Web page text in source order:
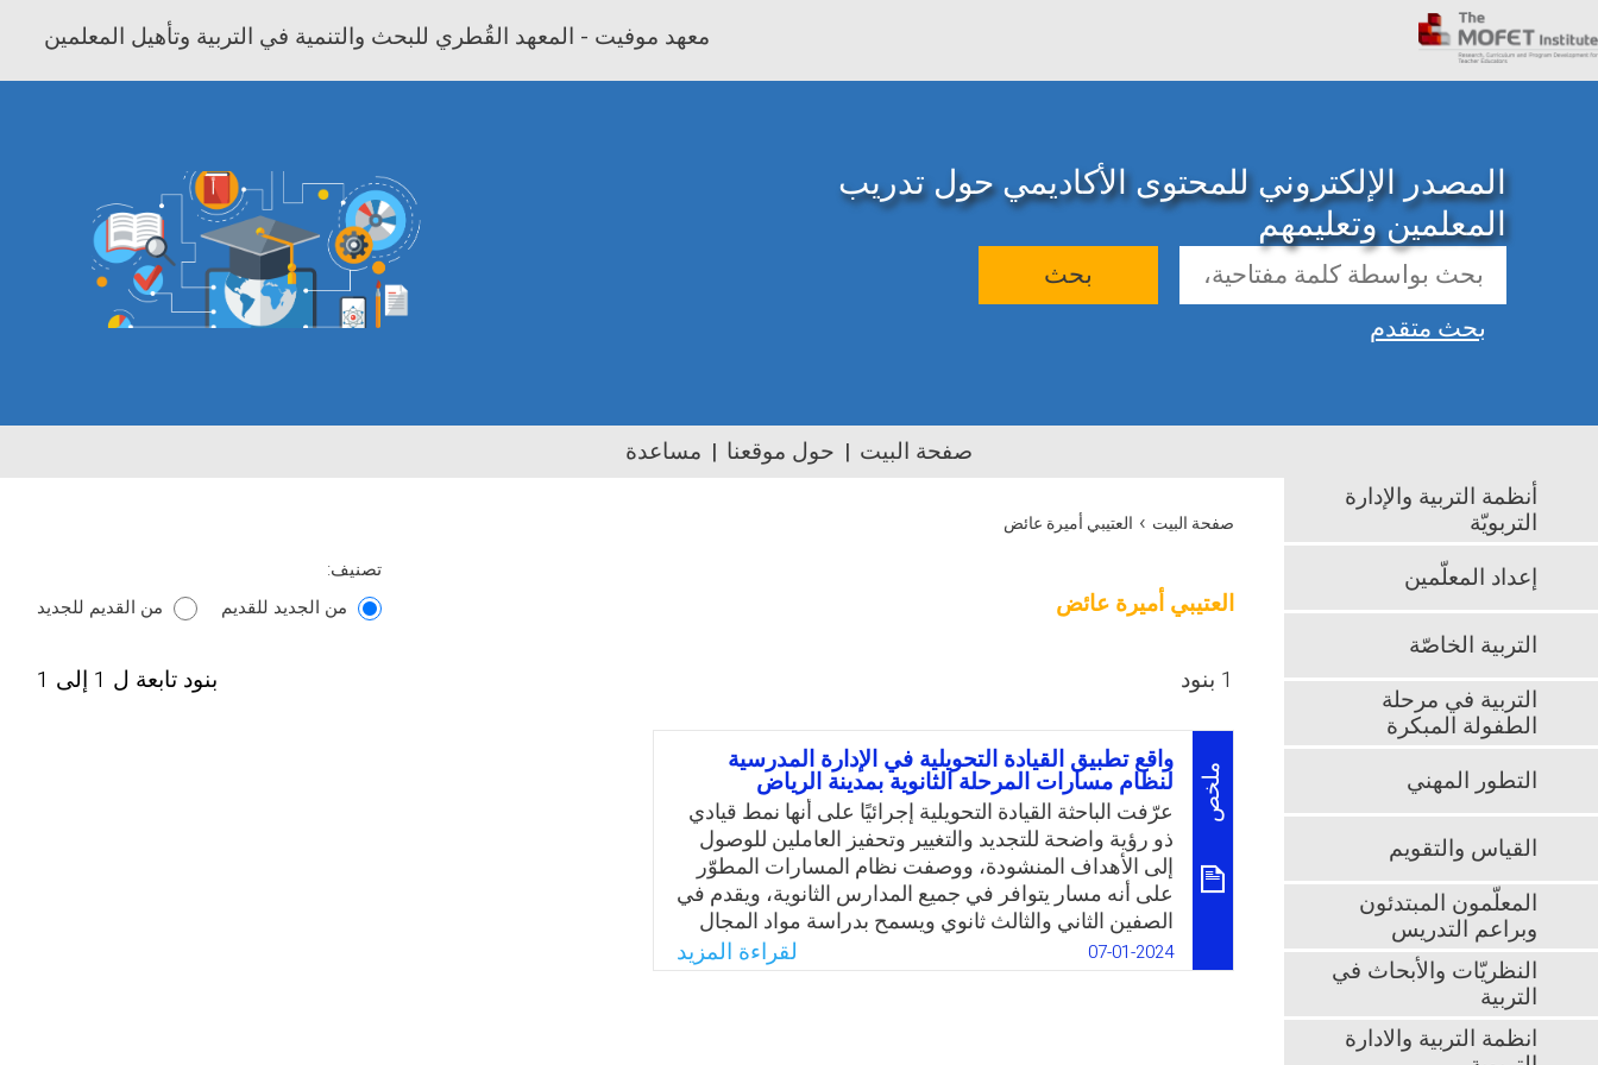
معهد موفيت - المعهد القُطري للبحث والتنمية في التربية وتأهيل المعلمين
المصدر الإلكتروني للمحتوى الأكاديمي حول تدريب
المعلمين وتعليمهم
بحث
بحث متقدم
صفحة البيت حول موقعنا مساعدة
صفحة البيت › العتيبي أميرة عائض
العتيبي أميرة عائض
تصنيف:
من الجديد للقديم
من القديم للجديد
1 بنود بنود تابعة ل 1 إلى 1
ملخص
واقع تطبيق القيادة التحويلية في الإدارة المدرسية
لنظام مسارات المرحلة الثانوية بمدينة الرياض
عرّفت الباحثة القيادة التحويلية إجرائيًا على أنها نمط قيادي
ذو رؤية واضحة للتجديد والتغيير وتحفيز العاملين للوصول
إلى الأهداف المنشودة، ووصفت نظام المسارات المطوّر
على أنه مسار يتوافر في جميع المدارس الثانوية، ويقدم في
الصفين الثاني والثالث ثانوي ويسمح بدراسة مواد المجال
الاختياري، ويهدف إلى تزويد المتعلم بالمعارف والمهارات،
والاتجاهات الإيجابية نحو التخصصات المتعلقة بالعلوم،
07-01-2024 لقراءة المزيد
أنظمة التربية والإدارة
التربويّة
إعداد المعلّمين
التربية الخاصّة
التربية في مرحلة
الطفولة المبكرة
التطور المهني
القياس والتقويم
المعلّمون المبتدئون
وبراعم التدريس
النظريّات والأبحاث في
التربية
انظمة التربية والادارة